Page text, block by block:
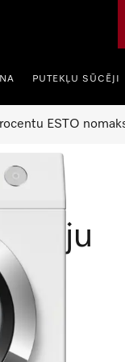
PUTEKĻU SŪCĒJI
ESTO